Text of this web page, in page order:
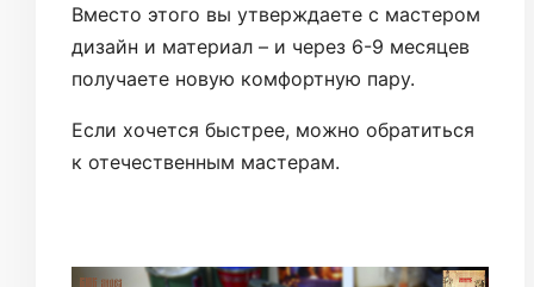
Вместо этого вы утверждаете с мастером
дизайн и материал – и через 6-9 месяцев
получаете новую комфортную пару.
Если хочется быстрее, можно обратиться
к отечественным мастерам.